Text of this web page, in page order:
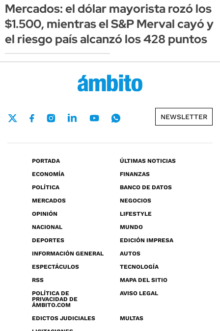
Mercados: el dólar mayorista rozó los
$1.500, mientras el S&P Merval cayó y
el riesgo país alcanzó los 428 puntos
NEWSLETTER
PORTADA
ÚLTIMAS NOTICIAS
ECONOMÍA
FINANZAS
POLÍTICA
BANCO DE DATOS
MERCADOS
NEGOCIOS
OPINIÓN
LIFESTYLE
NACIONAL
MUNDO
DEPORTES
EDICIÓN IMPRESA
INFORMACIÓN GENERAL
AUTOS
ESPECTÁCULOS
TECNOLOGÍA
RSS
MAPA DEL SITIO
POLÍTICA DE
PRIVACIDAD DE
ÁMBITO.COM
AVISO LEGAL
EDICTOS JUDICIALES
MULTAS